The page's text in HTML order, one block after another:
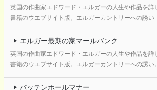
英国の作曲家エドワード・エルガーの人生や作品を詳
書籍のウエブサイト版。エルガーカントリーへの誘い
エルガー最期の家マールバンク
英国の作曲家エドワード・エルガーの人生や作品を詳
書籍のウエブサイト版。エルガーカントリーへの誘い
バッテンホールマナー